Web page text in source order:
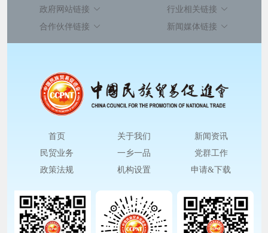
政府网站链接
行业相关链接
合作伙伴链接
新闻媒体链接
首页 关于我们
新闻资讯
民贸业务
一乡一品
党群工作
政策法规
机构设置 申请&下载